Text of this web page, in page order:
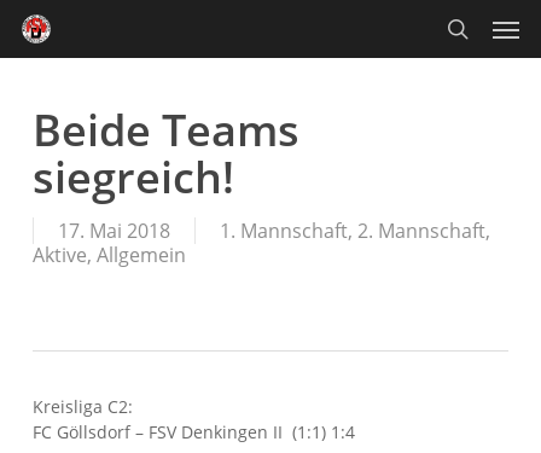
main
content search
Beide Teams
siegreich!
17. Mai 2018 1. Mannschaft, 2. Mannschaft,
Aktive, Allgemein
Kreisliga C2:
FC Göllsdorf – FSV Denkingen II (1:1) 1:4